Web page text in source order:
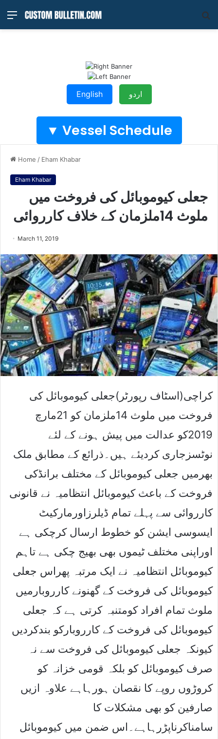
Menu
English اردو
Vessel Schedule ▼
Home / Eham Khabar
Eham Khabar
جعلی کیوموبائل کی فروخت میں
ملوث 14ملزمان کے خلاف کارروائی
March 11, 2019
کراچی(اسٹاف رپورٹر)جعلی کیوموبائل کی
فروخت میں ملوث 14ملزمان کو 21مارچ
2019کو عدالت میں پیش ہونے کے لئے
نوٹسزجاری کردیئے ہیں۔ذرائع کے مطابق ملک
بھرمیں جعلی کیوموبائل کے مختلف برانڈکی
فروخت کے باعث کیوموبائل انتظامیہ نے قانونی
کارروائی سے پہلے تمام ڈیلرزاورمارکیٹ
ایسوسی ایشن کو خطوط ارسال کرچکی ہے
اوراپنی مختلف ٹیموں بھی بھیج چکی ہے تاہم
کیوموبائل انتظامیہ نے ایک مرتبہ پھراس جعلی
کیوموبائل کی فروخت کے گھنونے کارروبارمیں
ملوث تمام افراد کومتنبہ کرتی ہے کہ جعلی
کیوموبائل کی فروخت کے کارروبارکو بندکردیں
کیونکہ جعلی کیوموبائل کی فروخت سے نہ
صرف کیوموبائل کو بلکہ قومی خزانہ کو
کروڑوں روپے کا نقصان ہورہاہے علاوہ ازیں
صارفین کو بھی مشکلات کا
سامناکرناپڑرہاہے۔اس ضمن میں کیوموبائل